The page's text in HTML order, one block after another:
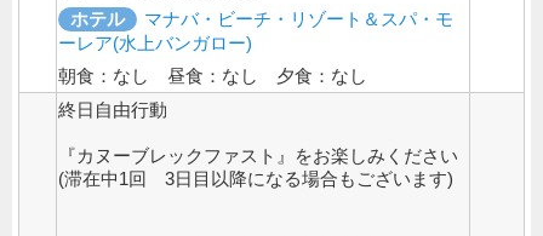
ホテル
マナバ・ビーチ・リゾート＆スパ・モ
ーレア(水上バンガロー)
朝食：なし 昼食：なし 夕食：なし
終日自由行動
『カヌーブレックファスト』をお楽しみください
(滞在中1回 3日目以降になる場合もございます)